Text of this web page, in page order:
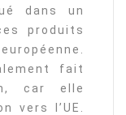
dans un
produits
fait
car elle
vers l’UE.